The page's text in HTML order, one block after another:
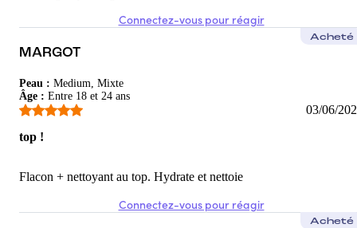
Connectez-vous pour réagir
MARGOT
Peau : Medium, Mixte
Âge : Entre 18 et 24 ans
Acheté
03/06/
top !
Flacon + nettoyant au top. Hydrate et nettoie
Connectez-vous pour réagir
Acheté